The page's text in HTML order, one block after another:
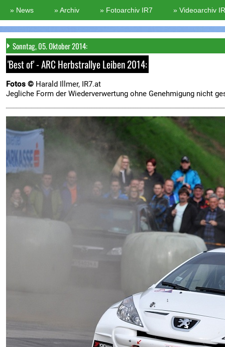
Sonntag, 05. Oktober 2014:
'Best of' - ARC Herbstrallye Leiben 2014:
Fotos © Harald Illmer, IR7.at
Jegliche Form der Wiederverwertung ohne Genehmigung nicht